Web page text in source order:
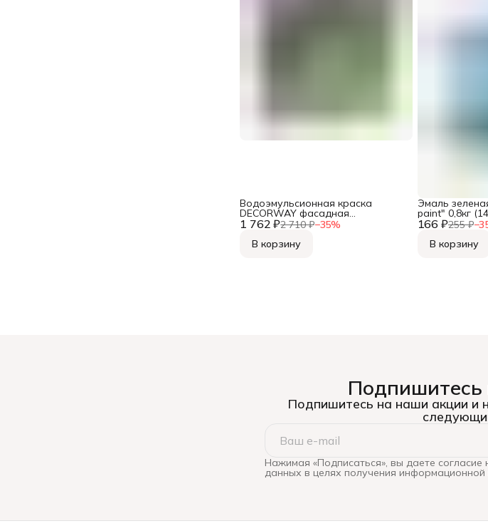
1 762 ₽2 710 ₽−35%
Водоэмульсионная краска
DECORWAY фасадная
супербелая 13кг
В корзину
166 ₽255 ₽−
Эмаль
paint" 0,8кг
В корзину
Подпишитесь
Подпишитесь на наши акции и
Нажимая «Подписаться», вы даете
данных в целях получения